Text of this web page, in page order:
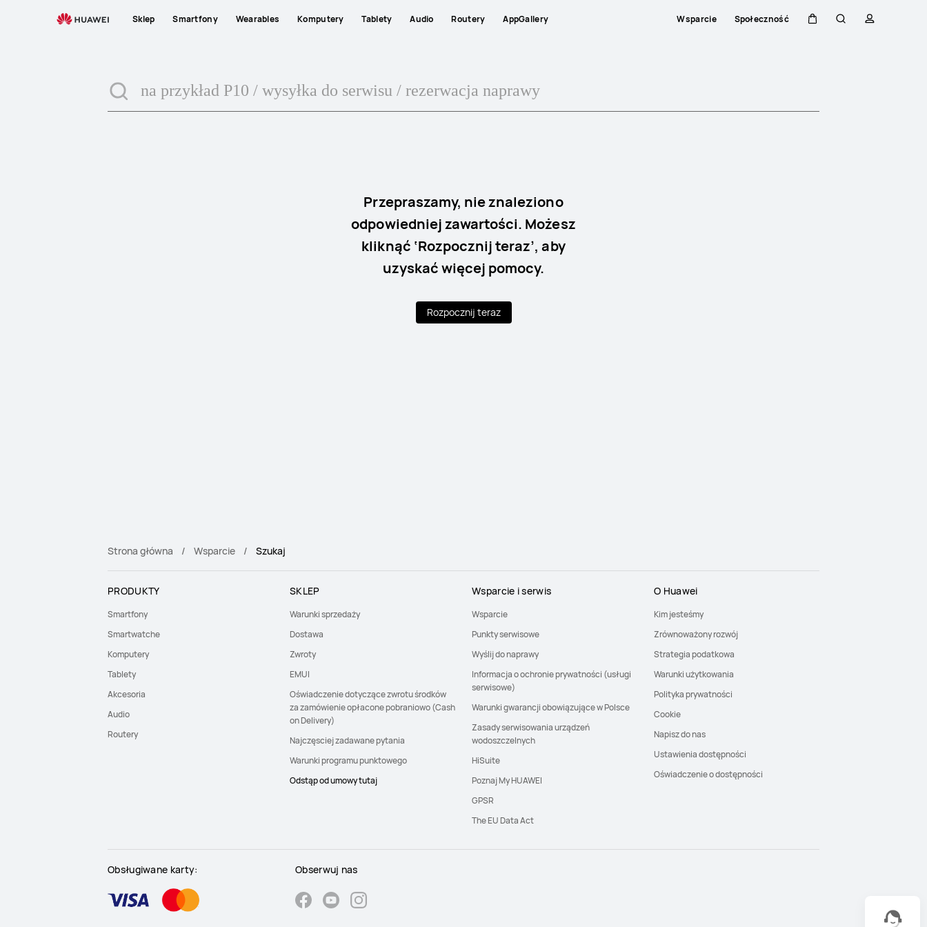
Sklep Smartfony Wearables Komputery Tablety Audio Routery AppGallery Wsparcie Społeczność
Przepraszamy, nie znaleziono
odpowiedniej zawartości. Możesz
kliknąć ‘Rozpocznij teraz’, aby
uzyskać więcej pomocy.
Rozpocznij teraz
Strona główna Wsparcie Szukaj
PRODUKTY
Smartfony
Smartwatche
Komputery
Tablety
Akcesoria
Audio
Routery
SKLEP
Warunki sprzedaży
Dostawa
Zwroty
EMUI
Oświadczenie dotyczące zwrotu środków
za zamówienie opłacone pobraniowo (Cash
on Delivery)
Najczęsciej zadawane pytania
Warunki programu punktowego
Odstąp od umowy tutaj
Wsparcie i serwis
Wsparcie
Punkty serwisowe
Wyślij do naprawy
Informacja o ochronie prywatności (usługi
serwisowe)
Warunki gwarancji obowiązujące w Polsce
Zasady serwisowania urządzeń
wodoszczelnych
HiSuite
Poznaj My HUAWEI
GPSR
The EU Data Act
O Huawei
Kim jesteśmy
Zrównoważony rozwój
Strategia podatkowa
Warunki użytkowania
Polityka prywatności
Cookie
Napisz do nas
Ustawienia dostępności
Oświadczenie o dostępności
Obsługiwane karty: Obserwuj nas